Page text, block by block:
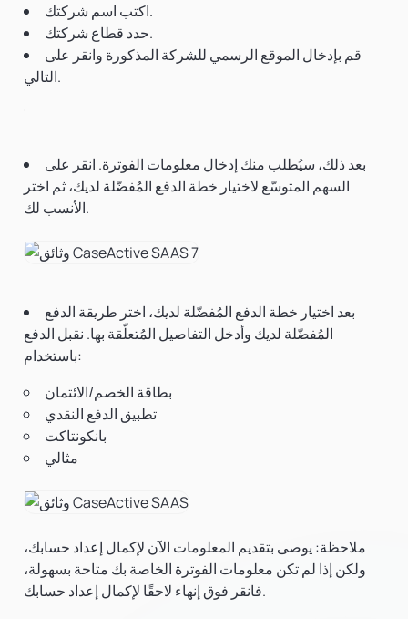
اكتب اسم شركتك.
حدد قطاع شركتك.
قم بإدخال الموقع الرسمي للشركة المذكورة وانقر على
التالي.
بعد ذلك، سيُطلب منك إدخال معلومات الفوترة. انقر على
السهم المتوسّع لاختيار خطة الدفع المُفضّلة لديك، ثم اختر
الأنسب لك.
بعد اختيار خطة الدفع المُفضّلة لديك، اختر طريقة الدفع
المُفضّلة لديك وأدخل التفاصيل المُتعلّقة بها. نقبل الدفع
باستخدام:
بطاقة الخصم/الائتمان
تطبيق الدفع النقدي
بانكونتاكت
مثالي
ملاحظة: يوصى بتقديم المعلومات الآن لإكمال إعداد حسابك،
ولكن إذا لم تكن معلومات الفوترة الخاصة بك متاحة بسهولة،
فانقر فوق إنهاء لاحقًا لإكمال إعداد حسابك.